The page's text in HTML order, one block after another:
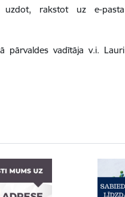
uzdot, rakstot uz e-pasta
pārvaldes vadītāja v.i. Lauri